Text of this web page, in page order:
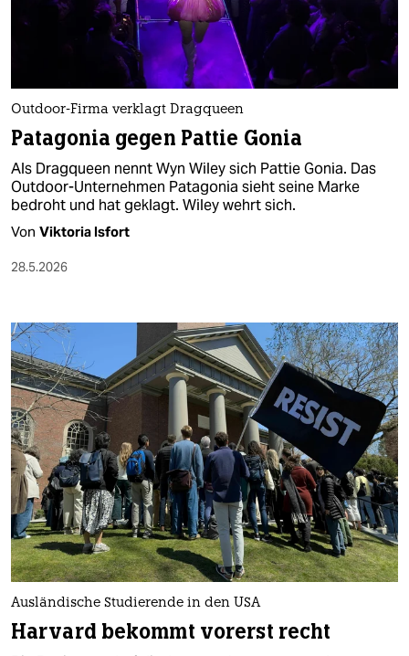
wahrheit
verlag
verlag
veranstaltungen
shop
fragen & hilfe
abo
genossenschaft
epaper login
Outdoor-Firma verklagt Dragqueen
Patagonia gegen Pattie Gonia
Als Dragqueen nennt Wyn Wiley sich Pattie Gonia. Das
Outdoor-Unternehmen Patagonia sieht seine Marke
bedroht und hat geklagt. Wiley wehrt sich.
Von Viktoria Isfort
28.5.2026
Ausländische Studierende in den USA
Harvard bekommt vorerst recht